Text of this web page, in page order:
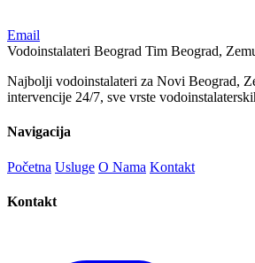
Email
Vodoinstalateri Beograd Tim Beograd,
Najbolji vodoinstalateri za Novi Beograd,
intervencije 24/7, sve vrste
Navigacija
Početna Usluge O Nama Kontakt
Kontakt